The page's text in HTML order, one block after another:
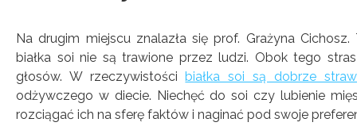
Na drugim miejscu znalazła się prof. Grażyna
białka soi nie są trawione przez ludzi. Obok tego
głosów. W rzeczywistościbiałka soi są dobrze
odżywczego w diecie. Niechęć do soi czy lubienie
rozciągać ich na sferę faktów i naginać pod swoje